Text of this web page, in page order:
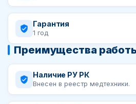
Гарантия
1 год
Преимущества
Наличие РУ РК
Внесен в реестр медтехники.